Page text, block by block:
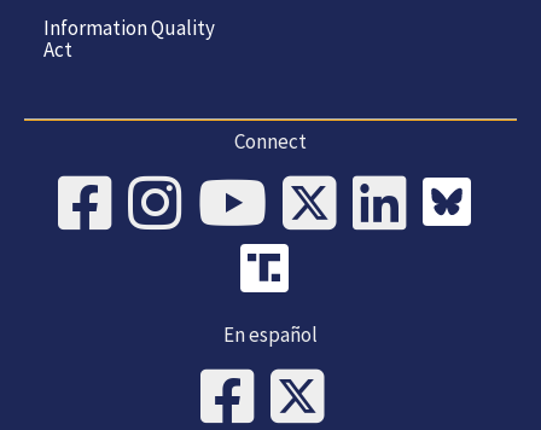
Information Quality
Act
Connect
En español